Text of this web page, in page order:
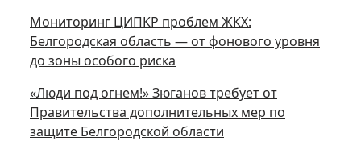
Мониторинг ЦИПКР проблем ЖКХ:
Белгородская область — от фонового уровня
до зоны особого риска
«Люди под огнем!» Зюганов требует от
Правительства дополнительных мер по
защите Белгородской области